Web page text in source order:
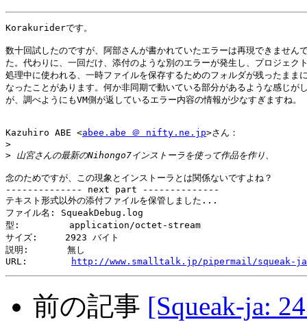
Korakuriderです。
数十回試したのですが、阿部さんが書かれていたエラーは再現できません
た。代わりに、一回だけ、添付のような別のエラーが発生し、プロジェク
処理中に使われる、一時ファイルを保存するためのフォルダが残ったまま
なったことがあります。何か非同期で動いている部分があるような感じが
が、調べようにもVM側が返しているエラー内容の情報が少なすぎますね。
Kazuhiro ABE <abee.abe ＠ nifty.ne.jp>さん：
>
>
念のためですが、この現象とインストーラとは関係ないですよね？
-------------- next part --------------
テキスト形式以外の添付ファイルを保管しました...
ファイル名: SqueakDebug.log
型:         application/octet-stream
サイズ:     2923 バイト
説明:       無し
URL:
http://www.smalltalk.jp/pipermail/squeak-ja/
前の記事 [Squeak-ja: